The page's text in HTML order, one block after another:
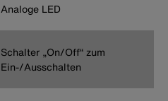
Analoge LED
Schalter „On/Off“ zum
Ein-/Ausschalten